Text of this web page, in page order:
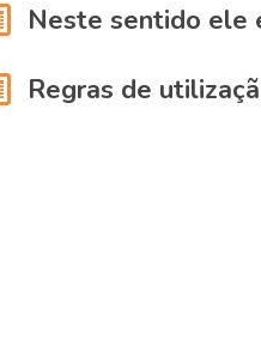
Neste sentido ele
Regras de